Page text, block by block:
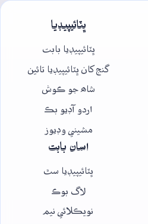
ڀٽائيپيڊيا
ڀٽائيپيڊيا بابت
گنج کان ڀٽائيپيڊيا تائين
شاھ جو ڪوش
اردو آڊيو بڪ
مشيني وڊيوز
اسان بابت
ڀٽائيپيڊيا سٿ
لاگ بوڪ
نويڪلائي نيم